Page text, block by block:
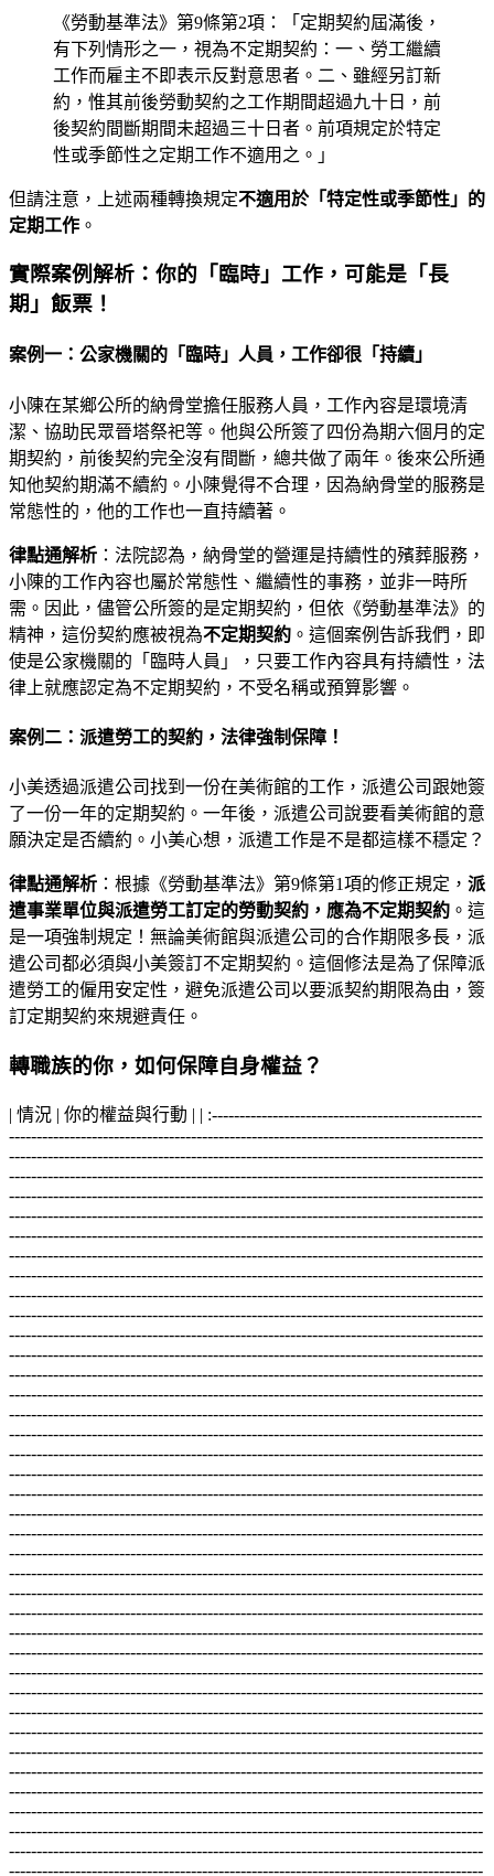
《勞動基準法》第9條第2項：「定期契約屆滿後，
有下列情形之一，視為不定期契約：一、勞工繼續
工作而雇主不即表示反對意思者。二、雖經另訂新
約，惟其前後勞動契約之工作期間超過九十日，前
後契約間斷期間未超過三十日者。前項規定於特定
性或季節性之定期工作不適用之。」
但請注意，上述兩種轉換規定不適用於「特定性或季節性」的
定期工作 。
實際案例解析：你的「臨時」工作，可能是「長
期」飯票！
案例一：公家機關的「臨時」人員，工作卻很「持續」
小陳在某鄉公所的納骨堂擔任服務人員，工作內容是環境清
潔、協助民眾晉塔祭祀等。他與公所簽了四份為期六個月的定
期契約，前後契約完全沒有間斷，總共做了兩年。後來公所通
知他契約期滿不續約。小陳覺得不合理，因為納骨堂的服務是
常態性的，他的工作也一直持續著。
律點通解析 ：法院認為，納骨堂的營運是持續性的殯葬服務，
小陳的工作內容也屬於常態性、繼續性的事務，並非一時所
需。因此，儘管公所簽的是定期契約，但依《勞動基準法》的
精神，這份契約應被視為不定期契約 。這個案例告訴我們，即
使是公家機關的「臨時人員」，只要工作內容具有持續性，法
律上就應認定為不定期契約，不受名稱或預算影響。
案例二：派遣勞工的契約，法律強制保障！
小美透過派遣公司找到一份在美術館的工作，派遣公司跟她簽
了一份一年的定期契約。一年後，派遣公司說要看美術館的意
願決定是否續約。小美心想，派遣工作是不是都這樣不穩定？
律點通解析 ：根據《勞動基準法》第9條第1項的修正規定， 派
遣事業單位與派遣勞工訂定的勞動契約，應為不定期契約 。這
是一項強制規定！無論美術館與派遣公司的合作期限多長，派
遣公司都必須與小美簽訂不定期契約。這個修法是為了保障派
遣勞工的僱用安定性，避免派遣公司以要派契約期限為由，簽
訂定期契約來規避責任。
轉職族的你，如何保障自身權益？
| 情況 | 你的權益與行動 | | :--------------------------------------------------------------------------------------------------------------------------------------------------------------------------------------------------------------------------------------------------------------------------------------------------------------------------------------------------------------------------------------------------------------------------------------------------------------------------------------------------------------------------------------------------------------------------------------------------------------------------------------------------------------------------------------------------------------------------------------------------------------------------------------------------------------------------------------------------------------------------------------------------------------------------------------------------------------------------------------------------------------------------------------------------------------------------------------------------------------------------------------------------------------------------------------------------------------------------------------------------------------------------------------------------------------------------------------------------------------------------------------------------------------------------------------------------------------------------------------------------------------------------------------------------------------------------------------------------------------------------------------------------------------------------------------------------------------------------------------------------------------------------------------------------------------------------------------------------------------------------------------------------------------------------------------------------------------------------------------------------------------------------------------------------------------------------------------------------------------------------------------------------------------------------------------------------------------------------------------------------------------------------------------------------------------------------------------------------------------------------------------------------------------------------------------------------------------------------------------------------------------------------------------------------------------------------------------------------------------------------------------------------------------------------------------------------------------------------------------------------------------------------------------------------------------------------------------------------------------------------------------------------------------------------------------------------------------------------------------------------------------------------------------------------------------------------------------------------------------------------------------------------------------------------------------------------------------------------------------------------------------------------------------------------------------------------------------------------------------------------------------------------------------------------------------------------------------------------------------------------------------------------------------------------------------------------------------------------------------------------------------------------------------------------------------------------------------------------------------------------------------------------------------------------------------------------------------------------------------------------------------------------------------------------------------------------------------------------------------------------------------------------------------------------------------------------------------------------------------------------------------------------------------------------------------------------------------------------------------------------------------------------------------------------------------------------------------------------------------------------------------------------------------------------------------------------------------------------------------------------------------------------------------------------------------------------------------------------------------------------------------------------------------------------------------------------------------------------------------------------------------------------------------------------------------------------------------------------------------------------------------------------------------------------------------------------------------------------------------------------------------------------------------------------------------------------------------------------------------------------------------------------------------------------------------------------------------------------------------------------------------------------------------------------------------------------------------------------------------------------------------------------------------------------------------------------------------------------------------------------------------------------------------------------------------------------------------------------------------------------------------------------------------------------------------------------------------------------------------------------------------------------------------------------------------------------------------------------------------------------------------------------------------------------------------------------------------------------------------------------------------------------------------------------------------------------------------------------------------------------------------------------------------------------------------------------------------------------------------------------------------------------------------------------------------------------------------------------------------------------------------------------------------------------------------------------------------------------------------------------------------------------------------------------------------------------------------------------------------------------------------------------------------------------------------------------------------------------------------------------------------------------------------------------------------------------------------------------------------------------------------------------------------------------------------------------------------------------------------------------------------------------------------------------------------------------------------------------------------------------------------------------------------------------------------------------------------------------------------------------------------------------------------------------------------------------------------------------------------------------------------------------------------------------------------------------------------------------------------------------------------------------------------------------------------------------------------------------------------------------------------------------------------------------------------------------------------------------------------------------------------------------------------------------------------------------------------------------------------------------------------------------------------------------------------------------------------------------------------------------------------------------------------------------------------------------------------------------------------------------------------------------------------------------------------------------------------------------------------------------------------------------------------------------------------------------------------------------------------------------------------------------------------------------------------------------------------------------------------------------------------------------------------------------------------------------------------------------------------------------------------------------------------------------------------------------------------------------------------------------------------------------------------------------------------------------------------------------------------------------------------------------------------------------------------------------------------------------------------------------------------------------------------------------------------------------------------------------------------------------------------------------------------------------------------------------------------------------------------------------------------------------------------------------------------------------------------------------------------------------------------------------------------------------------------------------------------------------------------------------------------------------------------------------------------------------------------------------------------------------------------------------------------------------------------------------------------------------------------------------------------------------------------------------------------------------------------------------------------------------------------------------------------------------------------------------------------------------------------------------------------------------------------------------------------------------------------------------------------------------------------------------------------------------------------------------------------------------------------------------------------------------------------------------------------------------------------------------------------------------------------------